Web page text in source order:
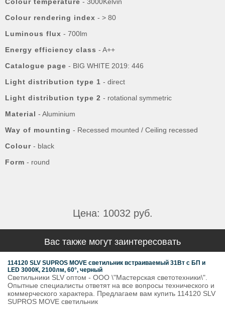
Colour rendering index - > 80
Luminous flux - 700lm
Energy efficiency class - A++
Catalogue page - BIG WHITE 2019: 446
Light distribution type 1 - direct
Light distribution type 2 - rotational symmetric
Material - Aluminium
Way of mounting - Recessed mounted / Ceiling recessed
Colour - black
Form - round
Цена: 10032 руб.
Вас также могут заинтересовать
114120 SLV SUPROS MOVE светильник встраиваемый 31Вт с БП и
LED 3000К, 2100лм, 60°, черный
Светильники SLV оптом - ООО \"Мастерская светотехники\".
Опытные специалисты ответят на все вопросы технического и
коммерческого характера. Предлагаем вам купить 114120 SLV
SUPROS MOVE светильник